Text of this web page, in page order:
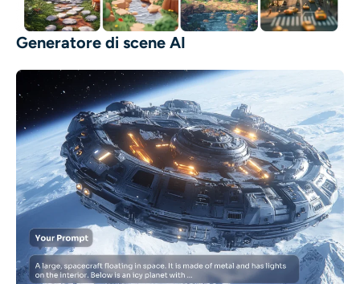
Generatore di scene AI